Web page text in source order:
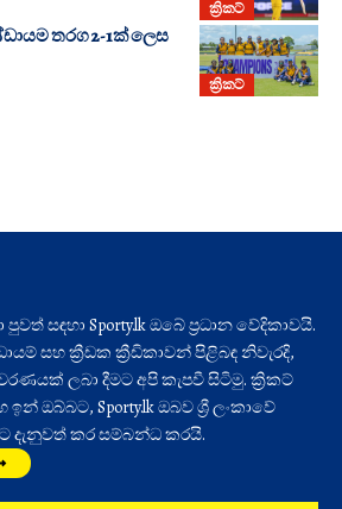
ක්‍රිකට්
ක්‍රිකට්
තරග 2-1ක් ලෙස
සඳහා Sporty.lk ඔබේ ප්‍රධාන වේදිකාවයි.
සහ ක්‍රීඩක ක්‍රීඩිකාවන් පිළිබඳ නිවැරදි,
ලබා දීමට අපි කැපවී සිටිමු. ක්‍රිකට්
ඔබ්බට, Sporty.lk ඔබව ශ්‍රී ලංකාවේ
දැනුවත් කර සම්බන්ධ කරයි.